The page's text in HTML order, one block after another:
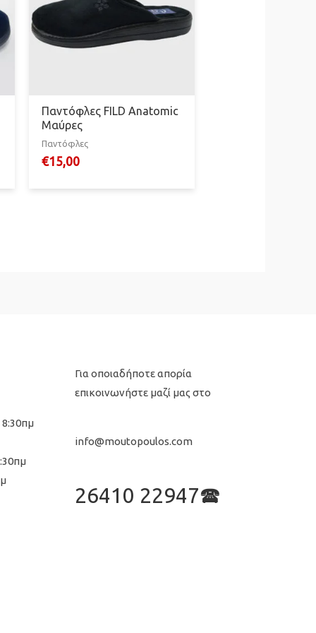
Παντόφλες FILD Anatomic
Μαύρες
Παντόφλες
€15,00
Για οποιαδήποτε απορία
επικοινωνήστε μαζί μας στο
info@moutopoulos.com
26410 22947🕿